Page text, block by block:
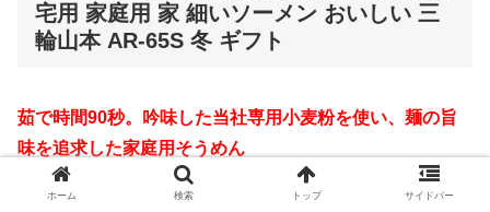
宅用 家庭用 家 細いソーメン おいしい 三
輪山本 AR-65S 冬 ギフト
茹で時間90秒。吟味した当社専用小麦粉を使い、麺の旨
味を追求した家庭用そうめん
ホーム 検索 トップ サイドバー